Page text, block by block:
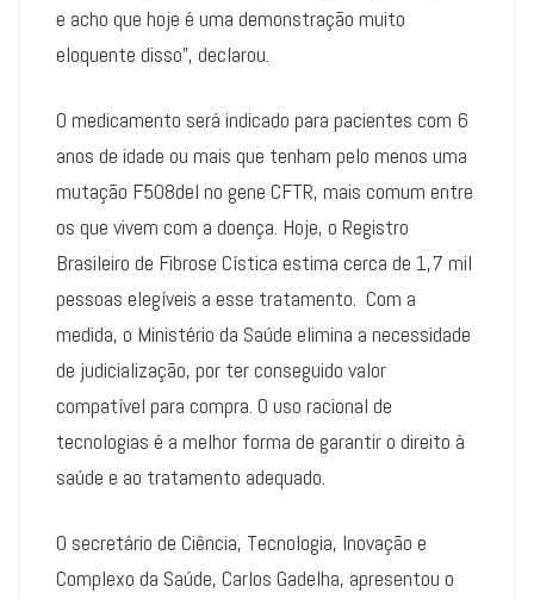
e acho que hoje é uma demonstração muito
eloquente disso”, declarou.
O medicamento será indicado para pacientes com 6
anos de idade ou mais que tenham pelo menos uma
mutação F508del no gene CFTR, mais comum entre
os que vivem com a doença. Hoje, o Registro
Brasileiro de Fibrose Cística estima cerca de 1,7 mil
pessoas elegíveis a esse tratamento. Com a
medida, o Ministério da Saúde elimina a necessidade
de judicialização, por ter conseguido valor
compatível para compra. O uso racional de
tecnologias é a melhor forma de garantir o direito à
saúde e ao tratamento adequado.
O secretário de Ciência, Tecnologia, Inovação e
Complexo da Saúde, Carlos Gadelha, apresentou o